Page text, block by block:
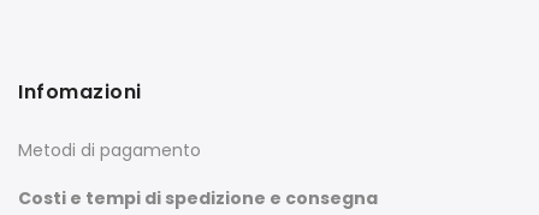
Infomazioni
Metodi di pagamento
Costi e tempi di spedizione e consegna